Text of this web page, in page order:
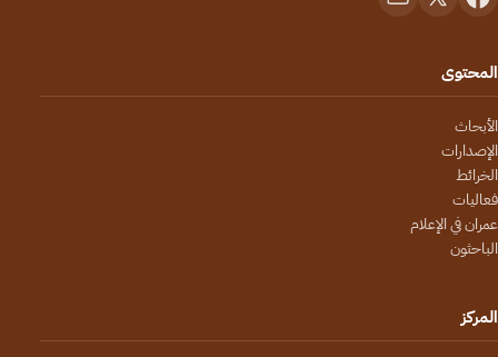
المحتوى
الأبحاث
الإصدارات
الخرائط
فعاليات
عمران في الإعلام
الباحثون
المركز